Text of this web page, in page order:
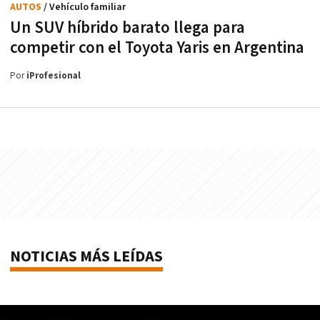
Un SUV híbrido barato llega para
competir con el Toyota Yaris en Argentina
AUTOS / Vehículo familiar
PoriProfesional
NOTICIAS MÁS LEÍDAS